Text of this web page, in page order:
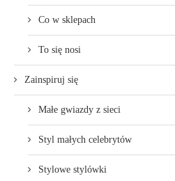
Co w sklepach
To się nosi
Zainspiruj się
Małe gwiazdy z sieci
Styl małych celebrytów
Stylowe stylówki